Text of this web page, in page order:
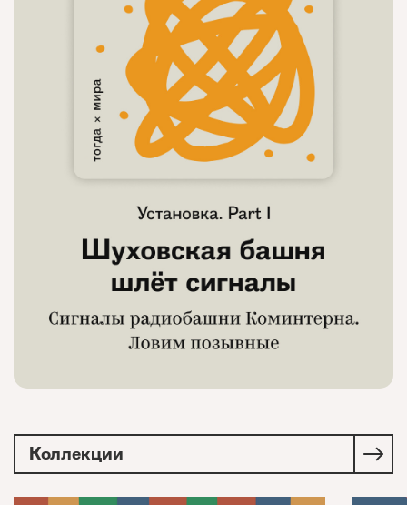
Коллекции